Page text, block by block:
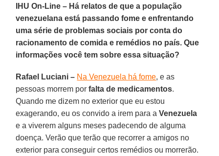
IHU On-Line – Há relatos de que a população
venezuelana está passando fome e enfrentando
uma série de problemas sociais por conta do
racionamento de comida e remédios no país. Que
informações você tem sobre essa situação?
Rafael Luciani – Na Venezuela há fome, e as
pessoas morrem porfalta de medicamentos.
Quando me dizem no exterior que eu estou
exagerando, eu os convido a irem para aVenezuela
e a viverem alguns meses padecendo de alguma
doença. Verão que terão que recorrer a amigos no
exterior para conseguir certos remédios ou morrerão.